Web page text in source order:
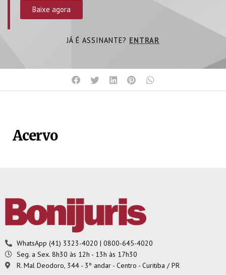
Baixe agora
JÁ É ASSINANTE? ENTRAR
Acervo
WhatsApp (41) 3323-4020 | 0800-645-4020
Seg. a Sex. 8h30 às 12h - 13h às 17h30
R. Mal Deodoro, 344 - 3º andar - Centro - Curitiba / PR